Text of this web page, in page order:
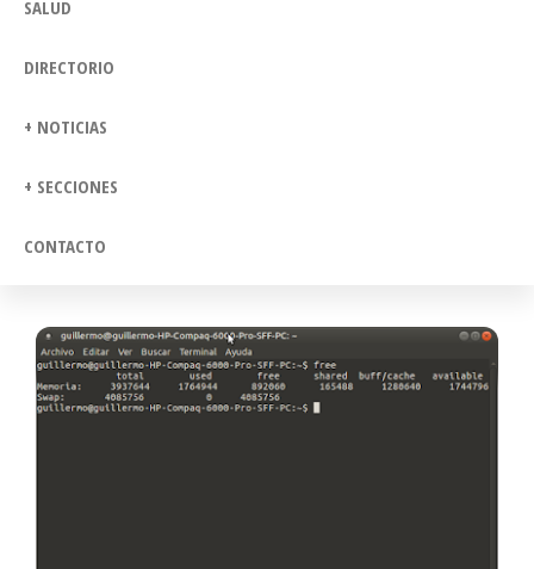
SALUD
DIRECTORIO
+ NOTICIAS
+ SECCIONES
CONTACTO